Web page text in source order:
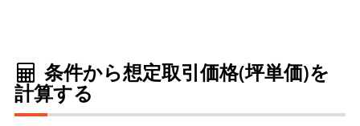
条件から想定取引価格(坪単価)を
計算する